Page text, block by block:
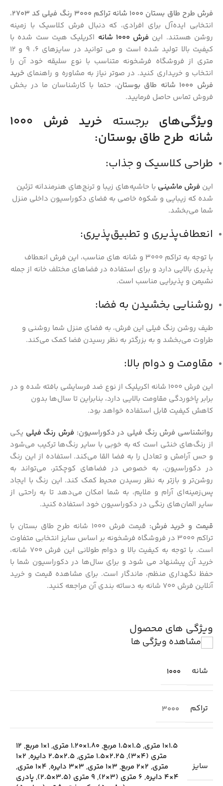
فرش طرح طاق بستان 1000 شانه تراکم 3000 رنگ فیلی کد 2703
،
انتخابی ایده‌آل برای افرادی، که دنبال فرش کلاسیک با زمینه
روشن هستند. این فرش 1000 شانه
اکریلیک هیت ست شده با
کیفیت بالا تولید شده است و می توانید در سایزهای 6، 9 و 12
متری از فروشگاه فرشخونه متناسب با نوع سلیقه خود آن را
انتخاب و خریداری کنید. در صوتر نیاز به مشاوره و راهنمای خرید
فرش 1000 شانه طاق بوستان
، حتما با کارشناسان ما در بخش
فروش تماس حاصل فرمایید.
ویژگی‌های برجسته
خرید فرش 1000
شانه طرح طاق بوستان:
طراحی کلاسیک و جذاب:
این فرش ماشینی با حاشیه‌های زیبا و ترنج‌های هنرمندانه تزئین
شده که زیبایی و شکوه خاصی به فضای دکوراسیون داخلی منزل
شما می‌بخشد.
انعطاف‌پذیری و تطبیق‌پذیری:
با توجه به تراکم 3000 و شانه‌ های مناسب، این فرش انعطاف‌
پذیری بالایی دارد و برای استفاده در فضاهای مختلف خانه از جمله
نشیمن و پذیرایی مناسب است.
روشنایی بخشیدن به فضا:
طیف روشن رنگ فیلی این فرش، به فضای منزل شما روشنی و
طراوت می‌بخشد و به بزرگتر به نظر رسیدن فضا کمک می‌کند.
مقاومت و دوام بالا:
این فرش 1000 شانه اکریلیک از نوع ضد فرسایشی بافته شده و در
برابر پاخوردگی مقاومت بالایی دارد، بنابراین تا سال‌ها بدون
کاهش کیفیت قابل استفاده خواهد بود.
روانشناسی فرش رنگ فیلی در دکوراسیون: فرش رنگ فیلی یکی
از رنگ‌های خنثی است که به خوبی با سایر رنگ‌ها ترکیب می‌شود
و حس آرامش و تعادل را به فضا القا می‌کند. استفاده از این رنگ
در دکوراسیون، به خصوص در فضاهای کوچکتر، می‌تواند به
روشن‌تر و بازتر به نظر رسیدن محیط کمک کند. این رنگ با ایجاد
پس‌زمینه‌ای آرام و ملایم، به شما امکان می‌دهد تا به راحتی از
سایر المان‌های رنگی در دکوراسیون خود استفاده کنید.
قیمت و خرید فرش:
قیمت فرش 1000 شانه طرح طاق بستان با
تراکم 3000 در فروشگاه فرشخونه بر اساس سایز انتخابی متفاوت
است. با توجه به کیفیت بالا و دوام طولانی این فرش 700 شانه،
خرید آن پیشنهاد می شود و برای سال‌ها در دکوراسیون شما با
حفظ نگهداری منظم، ماندگار است. برای مشاهده قیمت و خرید
آنلاین فرش 700 شانه به دساته بندی آن مراجعه کنید.
ویژگی های محصول
مشاهده ویژگی ها
شانه 1000
تراکم 3000
سایز
1.5×1 متری ,1.5×1.5 مربع , 1.80×1.20 متری ,1×1 مربع ,
12
متری (4×3)
,2.25×1.5 متری ,2.5×2.5 دایره ,
2×1
متری, 2×2 مربع , 3×1 متری , 3×3 دایره , 4×1 متری
,
4×4 دایره
, 6 متری (3×2) , 9 متری (3.5×2.5) ,پادری